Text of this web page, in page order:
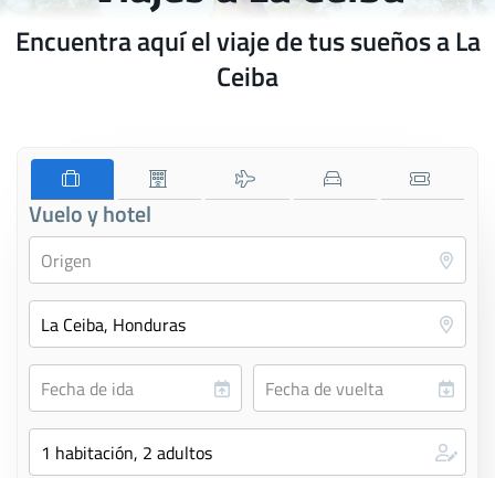
Encuentra aquí el viaje de tus sueños a La
Ceiba
Vuelo y hotel